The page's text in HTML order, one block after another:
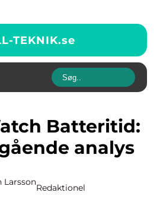
TEKNIK.se
analys
Larsson
Redaktionel